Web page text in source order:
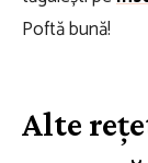
Poftă bună!
Alte